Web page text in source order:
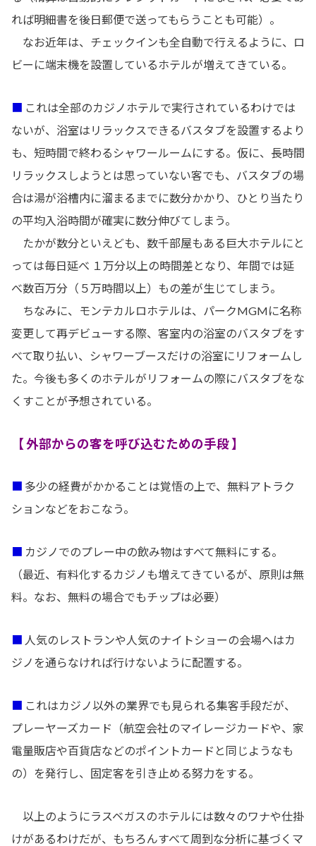
れば明細書を後日郵便で送ってもらうことも可能）。
なお近年は、チェックインも全自動で行えるように、ロ
ビーに端末機を設置しているホテルが増えてきている。
■ これは全部のカジノホテルで実行されているわけでは
ないが、浴室はリラックスできるバスタブを設置するより
も、短時間で終わるシャワールームにする。仮に、長時間
リラックスしようとは思っていない客でも、バスタブの場
合は湯が浴槽内に溜まるまでに数分かかり、ひとり当たり
の平均入浴時間が確実に数分伸びてしまう。
たかが数分といえども、数千部屋もある巨大ホテルにと
っては毎日延べ １万分以上の時間差となり、年間では延
べ数百万分（５万時間以上）もの差が生じてしまう。
ちなみに、モンテカルロホテルは、パークMGMに名称
変更して再デビューする際、客室内の浴室のバスタブをす
べて取り払い、シャワーブースだけの浴室にリフォームし
た。今後も多くのホテルがリフォームの際にバスタブをな
くすことが予想されている。
【 外部からの客を呼び込むための手段 】
多少の経費がかかることは覚悟の上で、無料アトラク
ションなどをおこなう。
カジノでのプレー中の飲み物はすべて無料にする。
（最近、有料化するカジノも増えてきているが、原則は無
料。なお、無料の場合でもチップは必要）
■ 人気のレストランや人気のナイトショーの会場へはカ
ジノを通らなければ行けないように配置する。
■ これはカジノ以外の業界でも見られる集客手段だが、
プレーヤーズカード（航空会社のマイレージカードや、家
電量販店や百貨店などのポイントカードと同じようなも
の）を発行し、固定客を引き止める努力をする。
以上のようにラスベガスのホテルには数々のワナや仕掛
けがあるわけだが、もちろんすべて周到な分析に基づくマ